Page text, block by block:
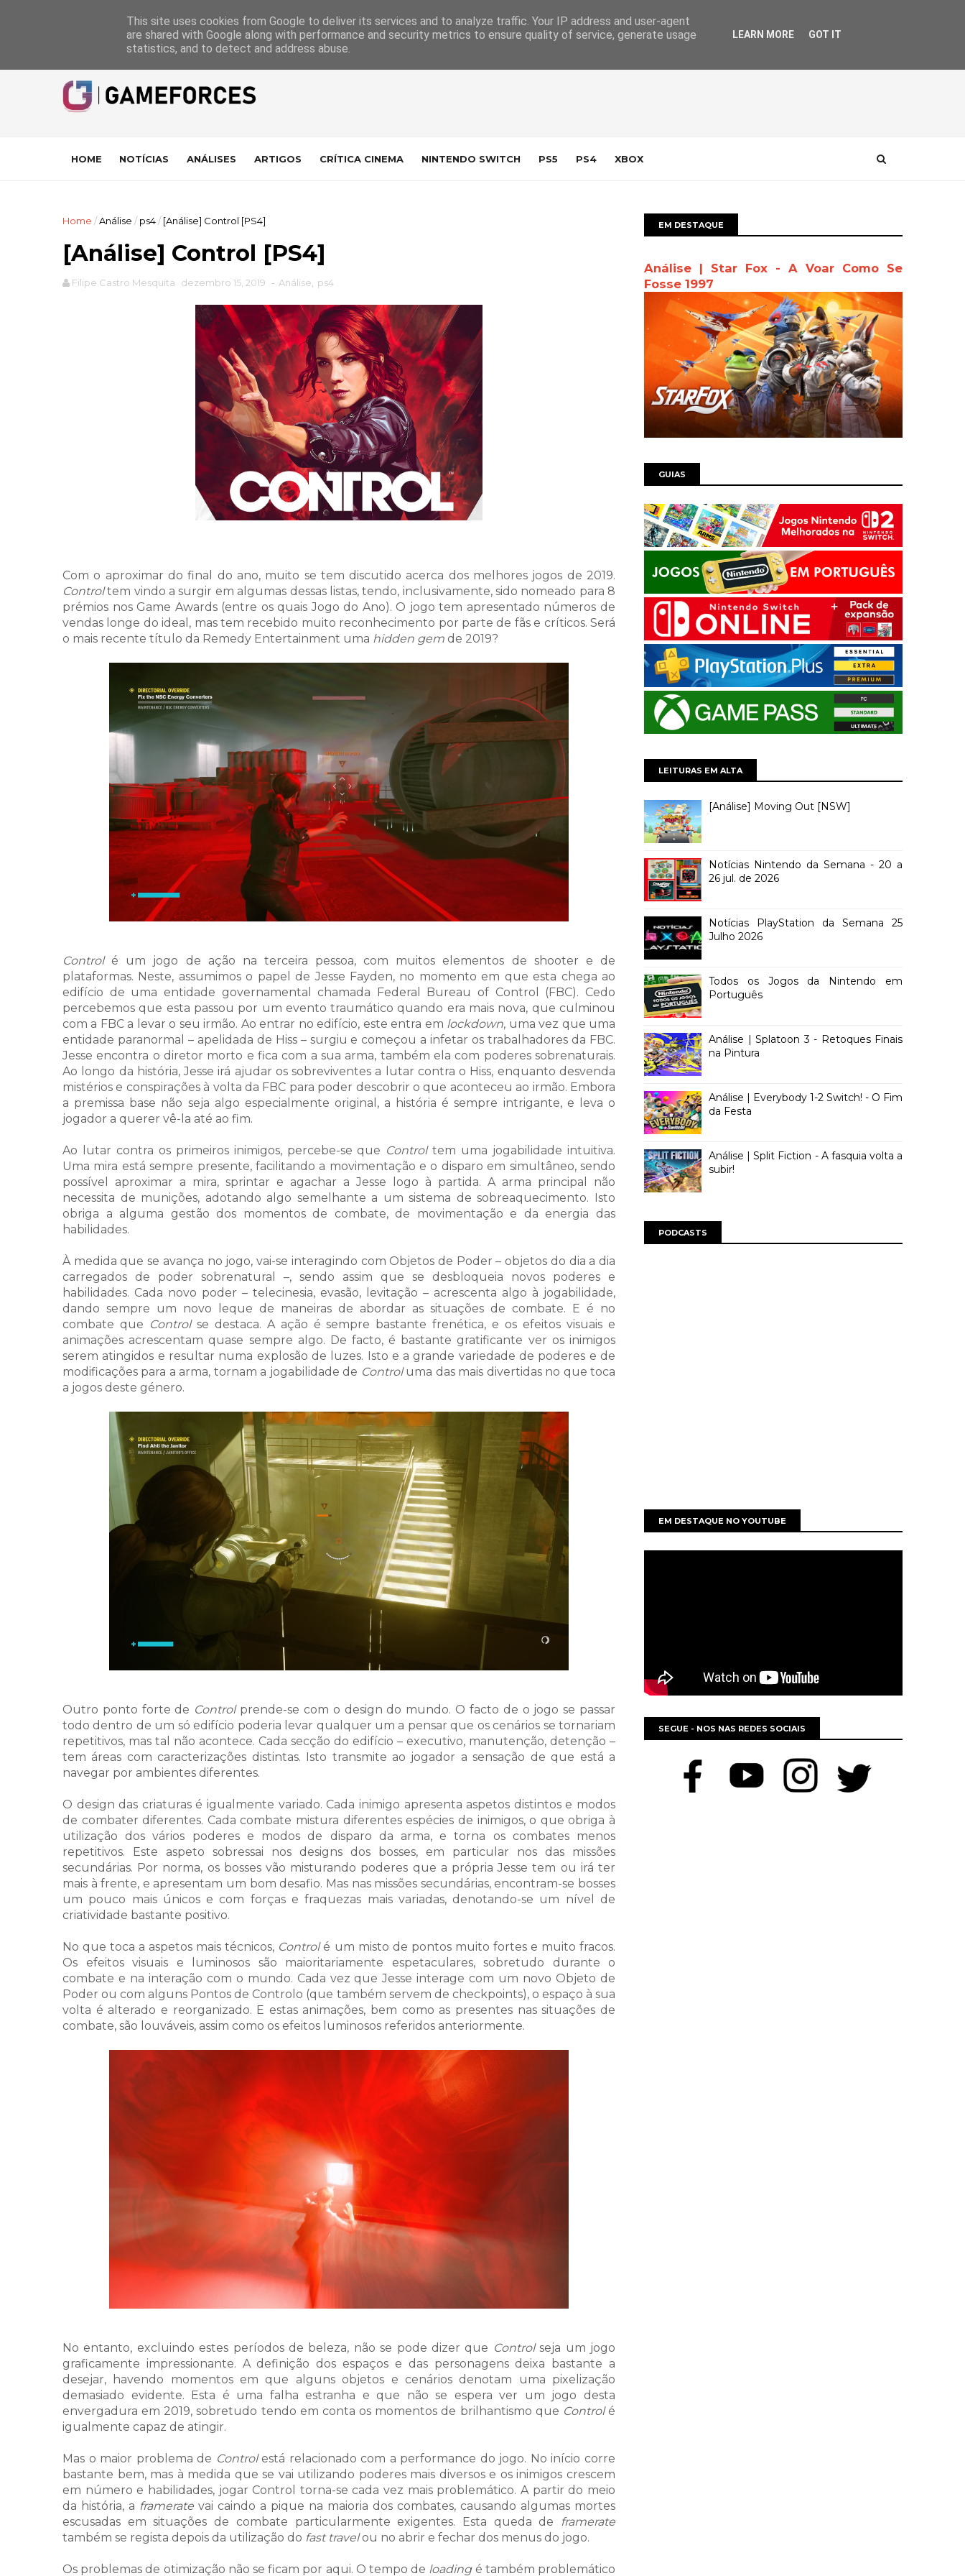
A equipa Pontuações das Análises Suporte da Indústria Contacto
HOME NOTÍCIAS ANÁLISES ARTIGOS CRÍTICA CINEMA NINTENDO SWITCH PS5 PS4 XBOX
Home /Análise / ps4/ [Análise] Control [PS4]
[Análise] Control [PS4]
Filipe Castro Mesquita dezembro 15, 2019 - Análise ps4
Com o aproximar do final do ano, muito se tem discutido acerca dos melhores jogos de 2019.
Controltem vindo a surgir em algumas dessas listas, tendo, inclusivamente, sido nomeado para 8
prémios nos Game Awards (entre os quais Jogo do Ano). O jogo tem apresentado números de
vendas longe do ideal, mas tem recebido muito reconhecimento por parte de fãs e críticos. Será
o mais recente título da Remedy Entertainment uma hidden gem de 2019?
Controlé um jogo de ação na terceira pessoa, com muitos elementos de shooter e de
plataformas. Neste, assumimos o papel de Jesse Fayden, no momento em que esta chega ao
edifício de uma entidade governamental chamada Federal Bureau of Control (FBC). Cedo
percebemos que esta passou por um evento traumático quando era mais nova, que culminou
com a FBC a levar o seu irmão. Ao entrar no edifício, este entra em lockdown, uma vez que uma
entidade paranormal – apelidada de Hiss – surgiu e começou a infetar os trabalhadores da FBC.
Jesse encontra o diretor morto e fica com a sua arma, também ela com poderes sobrenaturais.
Ao longo da história, Jesse irá ajudar os sobreviventes a lutar contra o Hiss, enquanto desvenda
mistérios e conspirações à volta da FBC para poder descobrir o que aconteceu ao irmão. Embora
a premissa base não seja algo especialmente original, a história é sempre intrigante, e leva o
jogador a querer vê-la até ao fim.
Ao lutar contra os primeiros inimigos, percebe-se que Controltem uma jogabilidade intuitiva.
Uma mira está sempre presente, facilitando a movimentação e o disparo em simultâneo, sendo
possível aproximar a mira, sprintar e agachar a Jesse logo à partida. A arma principal não
necessita de munições, adotando algo semelhante a um sistema de sobreaquecimento. Isto
obriga a alguma gestão dos momentos de combate, de movimentação e da energia das
habilidades.
À medida que se avança no jogo, vai-se interagindo com Objetos de Poder – objetos do dia a dia
carregados de poder sobrenatural –, sendo assim que se desbloqueia novos poderes e
habilidades. Cada novo poder – telecinesia, evasão, levitação – acrescenta algo à jogabilidade,
dando sempre um novo leque de maneiras de abordar as situações de combate. E é no
combate que Controlse destaca. A ação é sempre bastante frenética, e os efeitos visuais e
animações acrescentam quase sempre algo. De facto, é bastante gratificante ver os inimigos
serem atingidos e resultar numa explosão de luzes. Isto e a grande variedade de poderes e de
modificações para a arma, tornam a jogabilidade de Controluma das mais divertidas no que toca
a jogos deste género.
Outro ponto forte de Controlprende-se com o design do mundo. O facto de o jogo se passar
todo dentro de um só edifício poderia levar qualquer um a pensar que os cenários se tornariam
repetitivos, mas tal não acontece. Cada secção do edifício – executivo, manutenção, detenção –
tem áreas com caracterizações distintas. Isto transmite ao jogador a sensação de que está a
navegar por ambientes diferentes.
O design das criaturas é igualmente variado. Cada inimigo apresenta aspetos distintos e modos
de combater diferentes. Cada combate mistura diferentes espécies de inimigos, o que obriga à
utilização dos vários poderes e modos de disparo da arma, e torna os combates menos
repetitivos. Este aspeto sobressai nos designs dos bosses, em particular nos das missões
secundárias. Por norma, os bosses vão misturando poderes que a própria Jesse tem ou irá ter
mais à frente, e apresentam um bom desafio. Mas nas missões secundárias, encontram-se bosses
um pouco mais únicos e com forças e fraquezas mais variadas, denotando-se um nível de
criatividade bastante positivo.
No que toca a aspetos mais técnicos, Controlé um misto de pontos muito fortes e muito fracos.
Os efeitos visuais e luminosos são maioritariamente espetaculares, sobretudo durante o
combate e na interação com o mundo. Cada vez que Jesse interage com um novo Objeto de
Poder ou com alguns Pontos de Controlo (que também servem de checkpoints), o espaço à sua
volta é alterado e reorganizado. E estas animações, bem como as presentes nas situações de
combate, são louváveis, assim como os efeitos luminosos referidos anteriormente.
No entanto, excluindo estes períodos de beleza, não se pode dizer que Controlseja um jogo
graficamente impressionante. A definição dos espaços e das personagens deixa bastante a
desejar, havendo momentos em que alguns objetos e cenários denotam uma pixelização
demasiado evidente. Esta é uma falha estranha e que não se espera ver um jogo desta
envergadura em 2019, sobretudo tendo em conta os momentos de brilhantismo que Controlé
igualmente capaz de atingir.
Mas o maior problema de Controlestá relacionado com a performance do jogo. No início corre
bastante bem, mas à medida que se vai utilizando poderes mais diversos e os inimigos crescem
em número e habilidades, jogar Control torna-se cada vez mais problemático. A partir do meio
da história, a framerate vai caindo a pique na maioria dos combates, causando algumas mortes
escusadas em situações de combate particularmente exigentes. Esta queda de
framerate
também se regista depois da utilização do fast travelou no abrir e fechar dos menus do jogo.
Os problemas de otimização não se ficam por aqui. O tempo de loadingé também problemático
EM DESTAQUE
Análise | Star Fox - A Voar Como Se
Fosse 1997
GUIAS
LEITURAS EM ALTA
[Análise] Moving Out [NSW]
Notícias Nintendo da Semana - 20 a
26 jul. de 2026
Notícias PlayStation da Semana 25
Julho 2026
Todos os Jogos da Nintendo em
Português
Análise | Splatoon 3 - Retoques Finais
na Pintura
Análise | Everybody 1-2 Switch! - O Fim
da Festa
Análise | Split Fiction - A fasquia volta a
subir!
PODCASTS
EM DESTAQUE NO YOUTUBE
SEGUE - NOS NAS REDES SOCIAIS
This site uses cookies from Google to deliver its services and to analyze traffic. Your IP address and user-agent
are shared with Google along with performance and security metrics to ensure quality of service, generate usage
statistics, and to detect and address abuse.
LEARN MORE GOT IT